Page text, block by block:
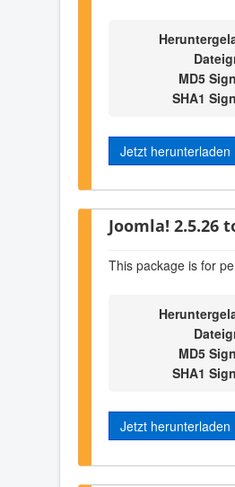
MD5
SHA1
Jetzt herunterladen
Joomla! 2.5.26
This package is for
MD5
SHA1
Jetzt herunterladen